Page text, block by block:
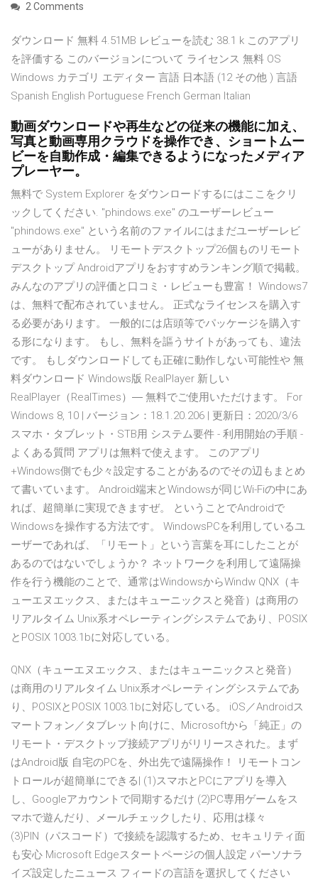
2 Comments
ダウンロード 無料 4.51MB レビューを読む 38.1 k このアプリ
を評価する このバージョンについて ライセンス 無料 OS
Windows カテゴリ エディター 言語 日本語 (12 その他 ) 言語
Spanish English Portuguese French German Italian
動画ダウンロードや再生などの従来の機能に加え、
写真と動画専用クラウドを操作でき、ショートムー
ビーを自動作成・編集できるようになったメディア
プレーヤー。
無料で System Explorer をダウンロードするにはここをクリ
ックしてください. "phindows.exe" のユーザーレビュー
"phindows.exe" という名前のファイルにはまだユーザーレビ
ューがありません。 リモートデスクトップ26個ものリモート
デスクトップ Androidアプリをおすすめランキング順で掲載。
みんなのアプリの評価と口コミ・レビューも豊富！ Windows7
は、無料で配布されていません。 正式なライセンスを購入す
る必要があります。 一般的には店頭等でパッケージを購入す
る形になります。 もし、無料を謳うサイトがあっても、違法
です。 もしダウンロードしても正確に動作しない可能性や 無
料ダウンロード Windows版 RealPlayer 新しい
RealPlayer（RealTimes）― 無料でご使用いただけます。 For
Windows 8, 10 | バージョン：18.1.20.206 | 更新日：2020/3/6
スマホ・タブレット・STB用 システム要件 - 利用開始の手順 -
よくある質問 アプリは無料で使えます。 このアプリ
+Windows側でも少々設定することがあるのでその辺もまとめ
て書いています。 Android端末とWindowsが同じWi-Fiの中にあ
れば、超簡単に実現できますぜ。 ということでAndroidで
Windowsを操作する方法です。 WindowsPCを利用しているユ
ーザーであれば、「リモート」という言葉を耳にしたことが
あるのではないでしょうか？ ネットワークを利用して遠隔操
作を行う機能のことで、通常はWindowsからWindw QNX（キ
ューエヌエックス、またはキューニックスと発音）は商用の
リアルタイム Unix系オペレーティングシステムであり、POSIX
とPOSIX 1003.1bに対応している。
QNX（キューエヌエックス、またはキューニックスと発音）
は商用のリアルタイム Unix系オペレーティングシステムであ
り、POSIXとPOSIX 1003.1bに対応している。 iOS／Androidス
マートフォン／タブレット向けに、Microsoftから「純正」の
リモート・デスクトップ接続アプリがリリースされた。まず
はAndroid版 自宅のPCを、外出先で遠隔操作！ リモートコン
トロールが超簡単にできる| (1)スマホとPCにアプリを導入
し、Googleアカウントで同期するだけ (2)PC専用ゲームをス
マホで遊んだり、メールチェックしたり、応用は様々
(3)PIN（パスコード）で接続を認識するため、セキュリティ面
も安心 Microsoft Edgeスタートページの個人設定 パーソナラ
イズ設定したニュース フィードの言語を選択してください